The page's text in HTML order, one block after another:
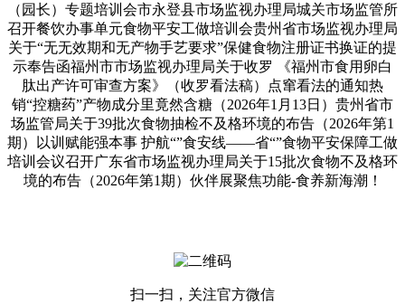
（园长）专题培训会市永登县市场监视办理局城关市场监管所
召开餐饮办事单元食物平安工做培训会贵州省市场监视办理局
关于“无无效期和无产物手艺要求”保健食物注册证书换证的提
示奉告函福州市市场监视办理局关于收罗 《福州市食用卵白
肽出产许可审查方案》（收罗看法稿）点窜看法的通知热
销“控糖药”产物成分里竟然含糖（2026年1月13日）贵州省市
场监管局关于39批次食物抽检不及格环境的布告（2026年第1
期）以训赋能强本事 护航“”食安线——省“”食物平安保障工做
培训会议召开广东省市场监视办理局关于15批次食物不及格环
境的布告（2026年第1期）伙伴展聚焦功能-食养新海潮！
扫一扫，关注官方微信